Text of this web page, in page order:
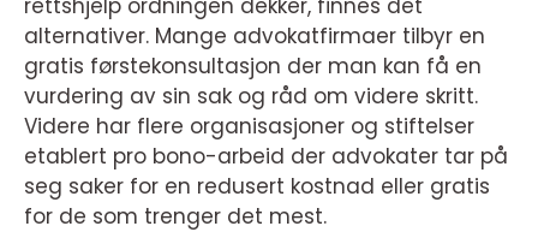
alternativer. Mange advokatfirmaer tilbyr en
gratis førstekonsultasjon der man kan få en
vurdering av sin sak og råd om videre skritt.
Videre har flere organisasjoner og stiftelser
etablert pro bono-arbeid der advokater tar på
seg saker for en redusert kostnad eller gratis
for de som trenger det mest.